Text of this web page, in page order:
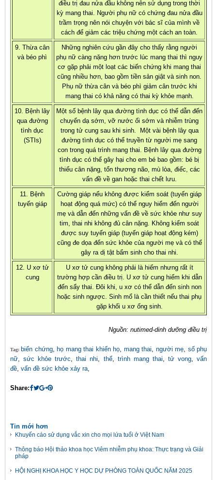
điều trị đau nửa đầu không nên sử dụng trong thời
kỳ mang thai. Người phụ nữ có chứng đau nửa đầu
trầm trọng nên nói chuyện với bác sĩ của mình về
cách để giảm các triệu chứng một cách an toàn.
9. Thừa cân
và béo phì
Những nghiên cứu gần đây cho thấy rằng người
phụ nữ càng nặng hơn trước lúc mang thai thì nguy
cơ gặp phải một loạt các biến chứng khi mang thai
cũng nhiều hơn, bao gồm tiền sản giật và sinh non.
Phụ nữ thừa cân và béo phì giảm cân trước khi
mang thai có khả năng có thai kỳ khỏe mạnh.
10. Bệnh lây
qua đường
tình dục
(STIs)
Một số bệnh lây qua đường tình dục có thể dẫn đến
chuyển dạ sớm, vỡ nước ối sớm và nhiễm trùng
trong tử cung sau khi sinh. Một vài bệnh lây qua
đường tình dục có thể truyền từ người mẹ sang
con trong quá trình mang thai. Bệnh lây qua đường
tình dục có thể gây hại cho em bé bao gồm: bé bị
thiếu cân nặng, tổn thương não, mù lòa, điếc, các
vấn đề về gan hoặc thai chết lưu.
11. Bệnh
tuyến giáp
Cường giáp nếu không được kiểm soát (tuyến giáp
hoạt động quá mức) có thể nguy hiểm đến người
mẹ và dẫn đến những vấn đề về sức khỏe như suy
tim, thai nhi không đủ cân nặng. Không kiểm soát
được suy tuyến giáp (tuyến giáp hoạt động kém)
cũng đe dọa đến sức khỏe của người mẹ và có thể
gây ra dị tật bẩm sinh cho thai nhi.
12. U xơ tử
cung
U xơ tử cung không phải là hiếm nhưng rất ít
trường hợp cần điều trị. U xơ tử cung hiếm khi dẫn
đến sẩy thai. Đôi khi, u xơ có thể dẫn đến sinh non
hoặc sinh ngược. Sinh mổ là cần thiết nếu thai phụ
gặp khối u xơ ống sinh.
Nguồn: nutimed-dinh dưỡng điều trị
Tag: biến chứng, họ mang thai khiến họ mang thai người mẹ số phụ
nữ ,sức khỏe trước ,thai nhi thể, trình mang thai tử vong ,vấn
đề vấn đề sức khỏe xảy ra
Share:
Tin mới hơn
Khuyến cáo sử dụng vắc xin cho mọi lứa tuổi ở Việt Nam
Thông báo Hội thảo khoa học Viêm nhiễm phụ khoa: Thực trạng và Giải
pháp
HỘI NGHỊ KHOA HỌC Y HỌC DỰ PHÒNG TOÀN QUỐC NĂM 2025